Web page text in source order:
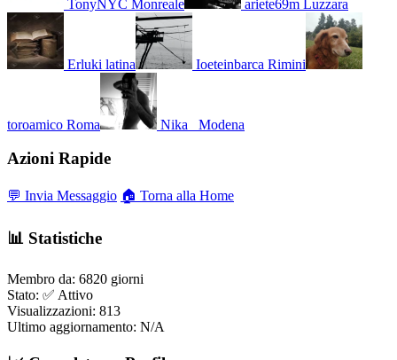
TonyNYC Monreale ariete69m Luzzara
Erluki latina Ioeteinbarca Rimini
toroamico Roma Nika_ Modena
Azioni Rapide
💬 Invia Messaggio 🏠 Torna alla Home
📊 Statistiche
Membro da: 6820 giorni
Stato: ✅ Attivo
Visualizzazioni: 813
Ultimo aggiornamento: N/A